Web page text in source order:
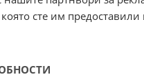
сте им